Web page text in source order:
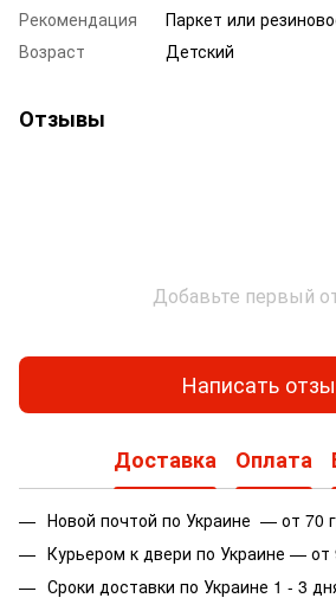
Рекомендация
Паркет или
Возраст
Детский
Отзывы
Добавьте первый
Написать
Доставка Оплата
Новой почтой по Украине — от 70
Курьером к двери по Украине — от
Сроки доставки по Украине 1 - 3